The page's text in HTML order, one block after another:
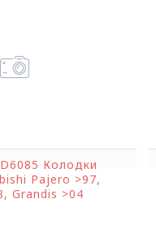
Колодки
Pajero >97,
Grandis >04